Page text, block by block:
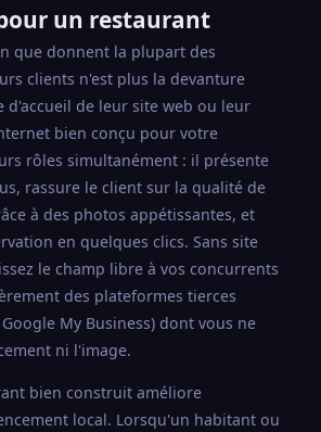
un restaurant
que donnent la plupart des
clients n'est plus la devanture
d'accueil de leur site web ou leur
bien conçu pour votre
rôles simultanément : il présente
rassure le client sur la qualité de
à des photos appétissantes, et
en quelques clics. Sans site
le champ libre à vos concurrents
des plateformes tierces
My Business) dont vous ne
ni l'image.
bien construit améliore
local. Lorsqu'un habitant ou